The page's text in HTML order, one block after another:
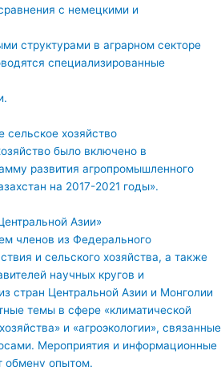
с немецкими и
структурами в аграрном секторе
специализированные
сельское хозяйство
было включено в
развития агропромышленного
на 2017-2021 годы».
Азии»
членов из Федерального
и сельского хозяйства, а также
научных кругов и
стран Центральной Азии и Монголии
темы в сфере «климатической
и «агроэкологии», связанные
Мероприятия и информационные
обмену опытом.